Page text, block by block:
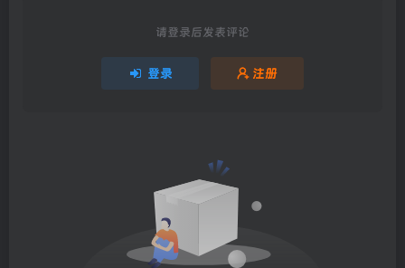
请登录后发表评论
登录 注册